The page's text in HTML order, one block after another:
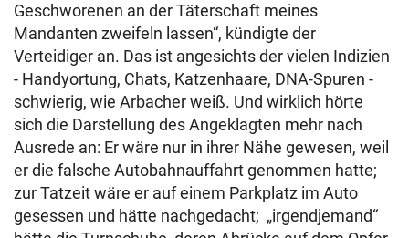
Geschworenen an der Täterschaft meines
Mandanten zweifeln lassen“, kündigte der
Verteidiger an. Das ist angesichts der vielen Indizien
- Handyortung, Chats, Katzenhaare, DNA-Spuren -
schwierig, wie Arbacher weiß. Und wirklich hörte
sich die Darstellung des Angeklagten mehr nach
Ausrede an: Er wäre nur in ihrer Nähe gewesen, weil
er die falsche Autobahnauffahrt genommen hatte;
zur Tatzeit wäre er auf einem Parkplatz im Auto
gesessen und hätte nachgedacht; „irgendjemand“